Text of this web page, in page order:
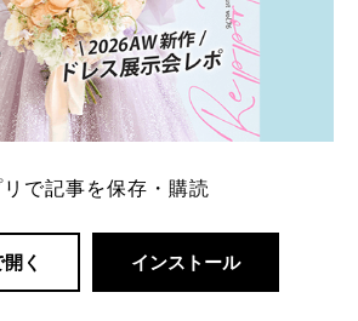
リで記事を保存・購読
く インストール